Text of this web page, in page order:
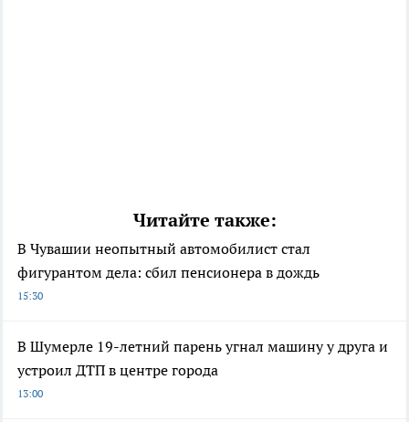
Читайте также:
В Чувашии неопытный автомобилист стал
фигурантом дела: сбил пенсионера в дождь
15:30
В Шумерле 19-летний парень угнал машину у друга и
устроил ДТП в центре города
13:00